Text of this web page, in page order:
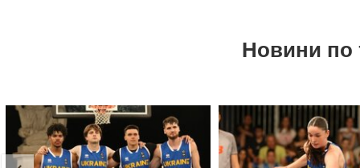
Новини по